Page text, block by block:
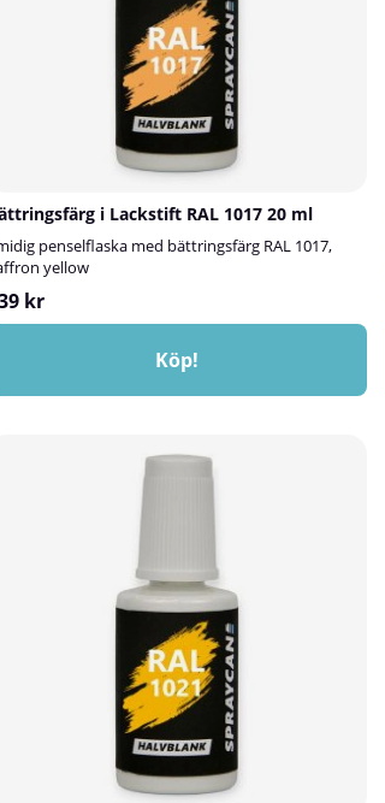
i Lackstift RAL 1017 20 ml
penselflaska med bättringsfärg RAL 1017,
yellow
kr
Köp!